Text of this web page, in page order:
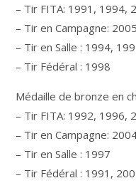
– Tir FITA: 1991, 1994,
– Tir en Campagne:
– Tir en Salle : 1994,
– Tir Fédéral : 1998
Médaille de bronze en
– Tir FITA: 1992, 1996,
– Tir en Campagne:
– Tir en Salle : 1997
– Tir Fédéral : 1991,